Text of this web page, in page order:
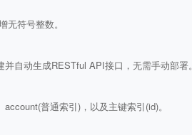
符号整数。
自动生成RESTful API接口，无需手动部署。
普通索引)，以及主键索引(id)。